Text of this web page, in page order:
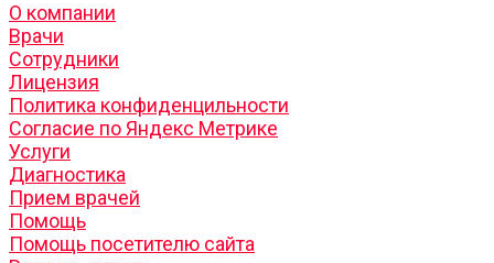
О компании
Врачи
Сотрудники
Лицензия
Политика конфиденцильности
Согласие по Яндекс Метрике
Услуги
Диагностика
Прием врачей
Помощь
Помощь посетителю сайта